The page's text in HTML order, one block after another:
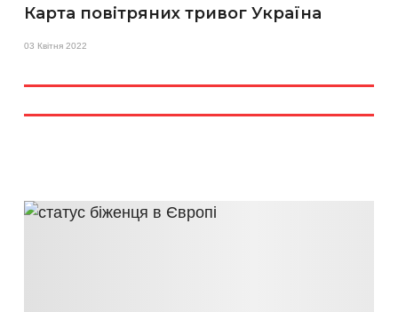
Карта повітряних тривог Україна
03 Квітня 2022